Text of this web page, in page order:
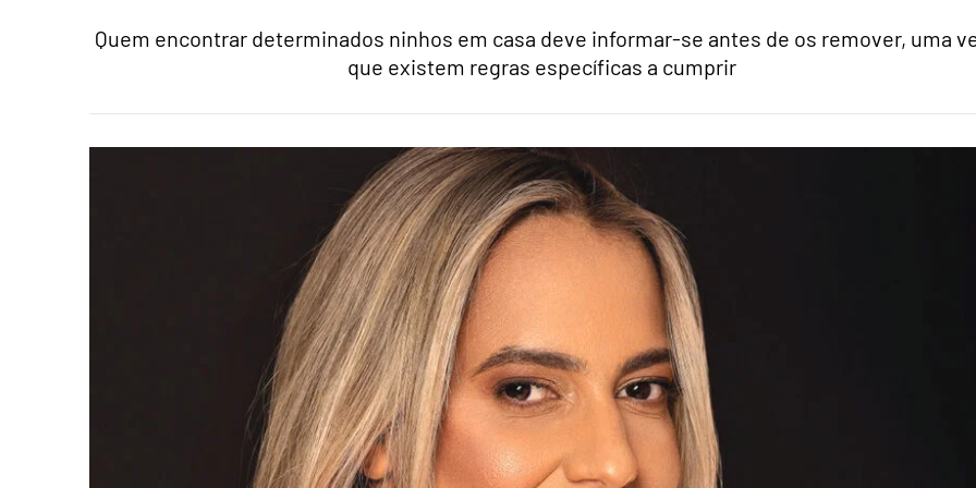
Quem encontrar determinados ninhos em casa deve informar-se antes de os remover, uma
que existem regras específicas a cumprir